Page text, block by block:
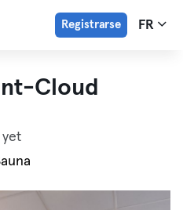
Registrarse FR
Cloud
yet